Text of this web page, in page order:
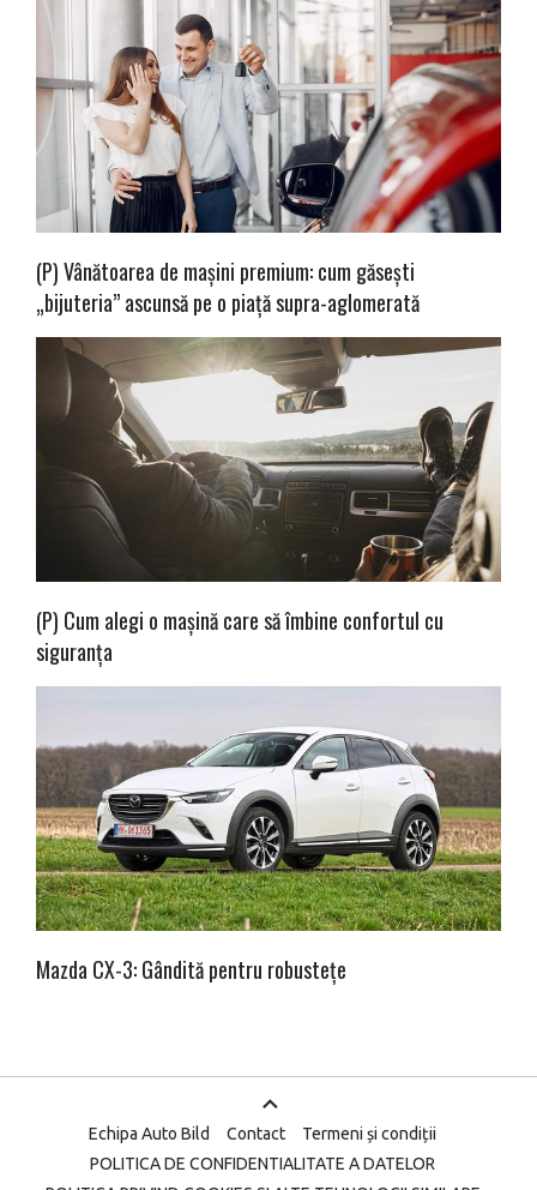
(P) Vânătoarea de mașini premium: cum găsești
„bijuteria” ascunsă pe o piață supra-aglomerată
(P) Cum alegi o mașină care să îmbine confortul cu
siguranța
Mazda CX-3: Gândită pentru robustețe
Echipa Auto Bild Contact
Termeni și condiții
POLITICA DE CONFIDENTIALITATE A DATELOR